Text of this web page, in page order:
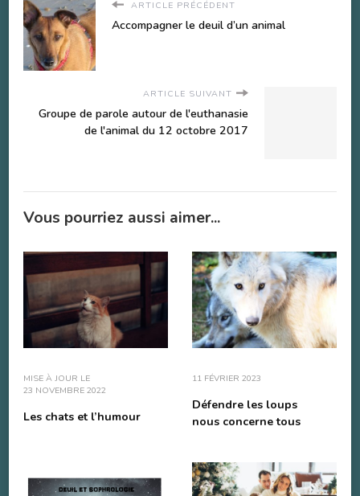
ARTICLE PRÉCÉDENT
Accompagner le deuil d’un animal
ARTICLE SUIVANT
Groupe de parole autour de l'euthanasie
de l'animal du 12 octobre 2017
Vous pourriez aussi aimer...
MISE À JOUR LE
23 NOVEMBRE 2022
Les chats et l’humour
11 FÉVRIER 2023
Défendre les loups
nous concerne tous